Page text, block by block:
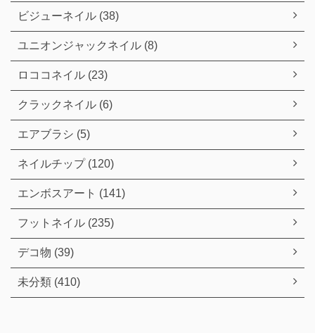
ビジューネイル (38)
ユニオンジャックネイル (8)
ロココネイル (23)
クラックネイル (6)
エアブラシ (5)
ネイルチップ (120)
エンボスアート (141)
フットネイル (235)
デコ物 (39)
未分類 (410)